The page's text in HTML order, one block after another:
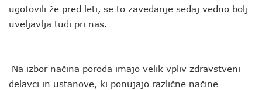
ugotovili že pred leti, se to zavedanje sedaj vedno bolj
uveljavlja tudi pri nas.
Na izbor načina poroda imajo velik vpliv zdravstveni
delavci in ustanove, ki ponujajo različne načine